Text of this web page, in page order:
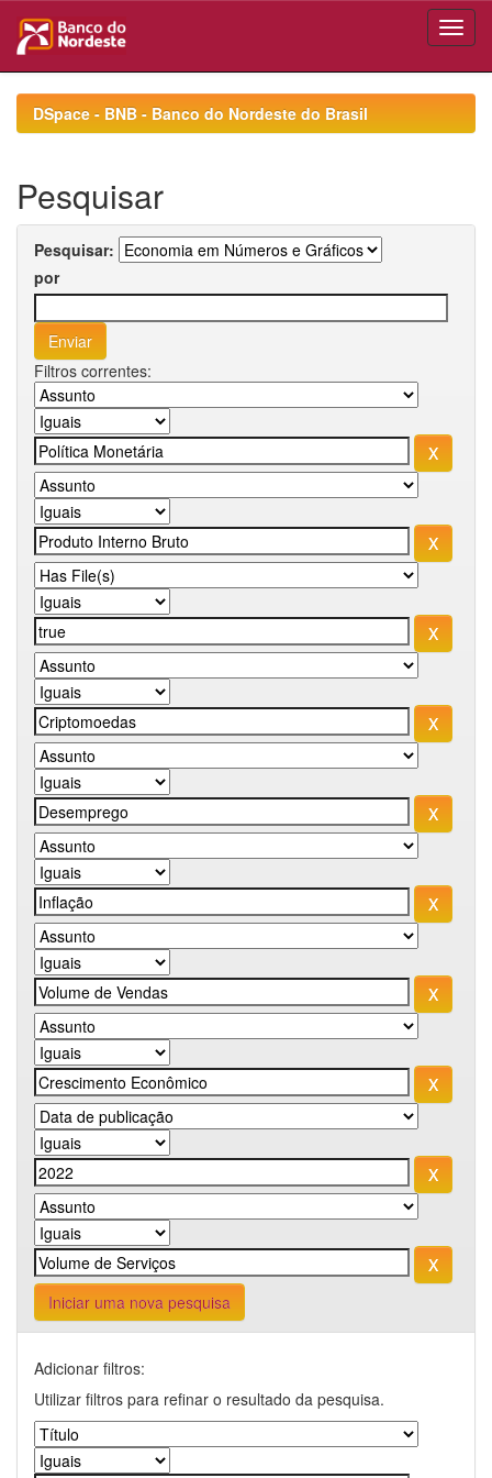
navigationDSpace - BNB - Banco do Nordeste do Brasil
Pesquisar
Pesquisar:
por
Filtros correntes:
Iniciar uma nova pesquisa
Adicionar filtros:
Utilizar filtros para refinar o resultado da pesquisa.